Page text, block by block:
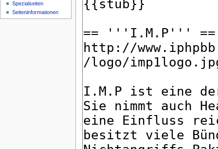
Spezialseiten
Seiteninformationen